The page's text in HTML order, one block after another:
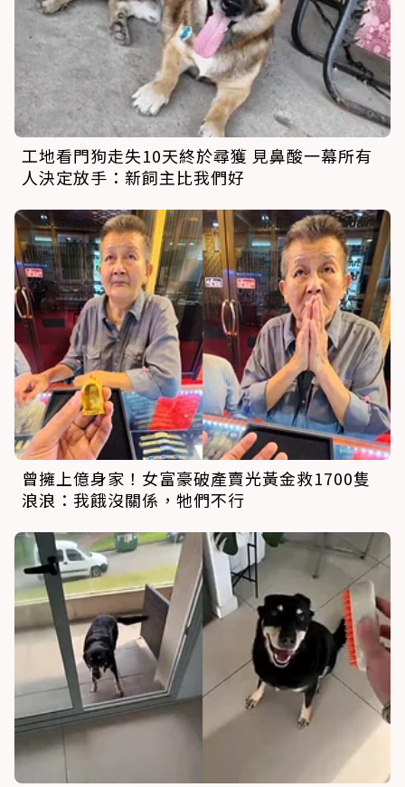
工地看門狗走失10天終於尋獲 見鼻酸一幕所有
人決定放手：新飼主比我們好
曾擁上億身家！女富豪破產賣光黃金救1700隻
浪浪：我餓沒關係，牠們不行